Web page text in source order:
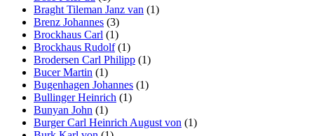
Braght Tileman Janz van (1)
Brenz Johannes (3)
Brockhaus Carl (1)
Brockhaus Rudolf(1)
Brodersen Carl Philipp (1)
Bucer Martin (1)
Bugenhagen Johannes (1)
Bullinger Heinrich (1)
Bunyan John (1)
Burger Carl Heinrich August von (1)